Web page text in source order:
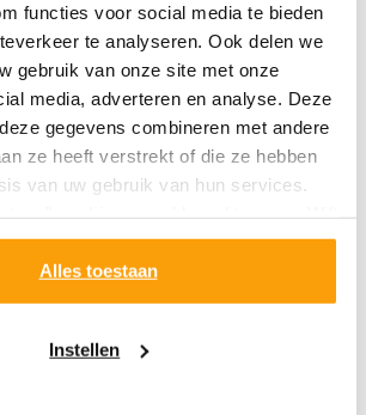
functies voor social media te bieden
te analyseren. Ook delen we
gebruik van onze site met onze
media, adverteren en analyse. Deze
gegevens combineren met andere
ze heeft verstrekt of die ze hebben
van uw gebruik van hun services.
klik dan op "instellen". Op onze
u meer lezen over onze cookies.
Alles toestaan
Instellen
Wax vermindert irritaties in de mond.
substantie om op de scherpe
aan te brengen. MD: Medisch
Wax beschermt de zachte weefsels,
van een beugel. De speciale wax
te worden aangebracht daar waar
veroorzaken in de mond. In